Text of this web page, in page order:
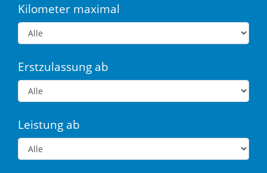
Kilometer maximal
Erstzulassung ab
Leistung ab